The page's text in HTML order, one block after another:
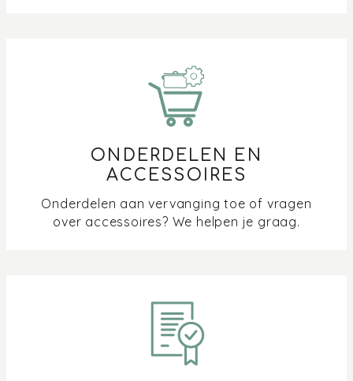
ONDERDELEN EN
ACCESSOIRES
Onderdelen aan vervanging toe of vragen
over accessoires? We helpen je graag.